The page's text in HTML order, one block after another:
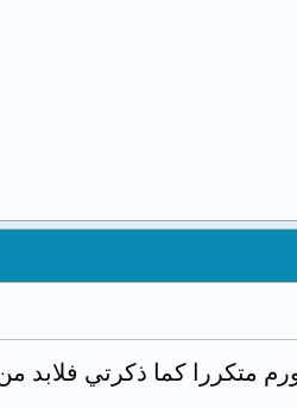
متكررا كما ذكرتي